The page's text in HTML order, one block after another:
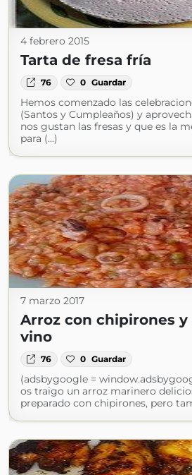
4 febrero 2015
Tarta de fresa fría
76 0 Guardar
Hemos comenzado las
(Santos y Cumpleaños) y
nos gustan las fresas y que es la
para (...)
7 marzo 2017
Arroz con chipirones y
vino
76 0 Guardar
(adsbygoogle =
os traigo un arroz marinero
preparado con chipirones, pero